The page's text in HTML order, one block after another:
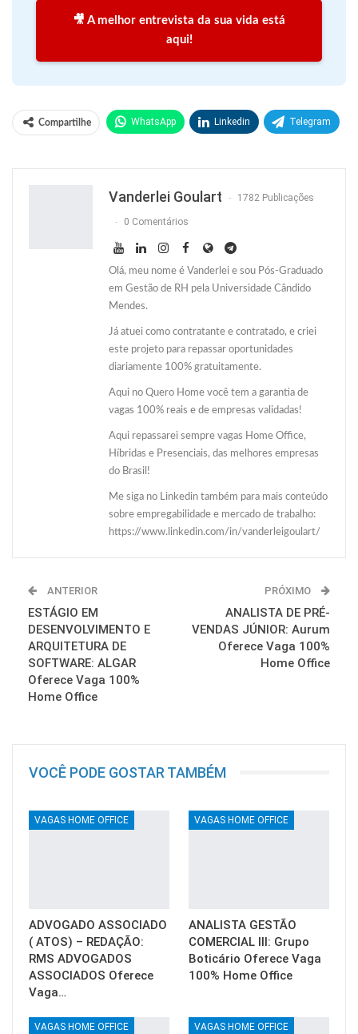
🎥 A melhor entrevista da sua vida está
aqui!
Compartilhe WhatsApp Linkedin Telegram
Vanderlei Goulart 1782 Publicações
0 Comentários
Olá, meu nome é Vanderlei e sou Pós-Graduado
em Gestão de RH pela Universidade Cândido
Mendes.
Já atuei como contratante e contratado, e criei
este projeto para repassar oportunidades
diariamente 100% gratuitamente.
Aqui no Quero Home você tem a garantia de
vagas 100% reais e de empresas validadas!
Aqui repassarei sempre vagas Home Office,
Híbridas e Presenciais, das melhores empresas
do Brasil!
Me siga no Linkedin também para mais conteúdo
sobre empregabilidade e mercado de trabalho:
https://www.linkedin.com/in/vanderleigoulart/
ANTERIOR
ESTÁGIO EM
DESENVOLVIMENTO E
ARQUITETURA DE
SOFTWARE: ALGAR
Oferece Vaga 100%
Home Office
PRÓXIMO
ANALISTA DE PRÉ-
VENDAS JÚNIOR: Aurum
Oferece Vaga 100%
Home Office
VOCÊ PODE GOSTAR TAMBÉM
VAGAS HOME OFFICE
ADVOGADO ASSOCIADO
( ATOS) – REDAÇÃO:
RMS ADVOGADOS
ASSOCIADOS Oferece
Vaga…
VAGAS HOME OFFICE
ANALISTA GESTÃO
COMERCIAL III: Grupo
Boticário Oferece Vaga
100% Home Office
VAGAS HOME OFFICE VAGAS HOME OFFICE